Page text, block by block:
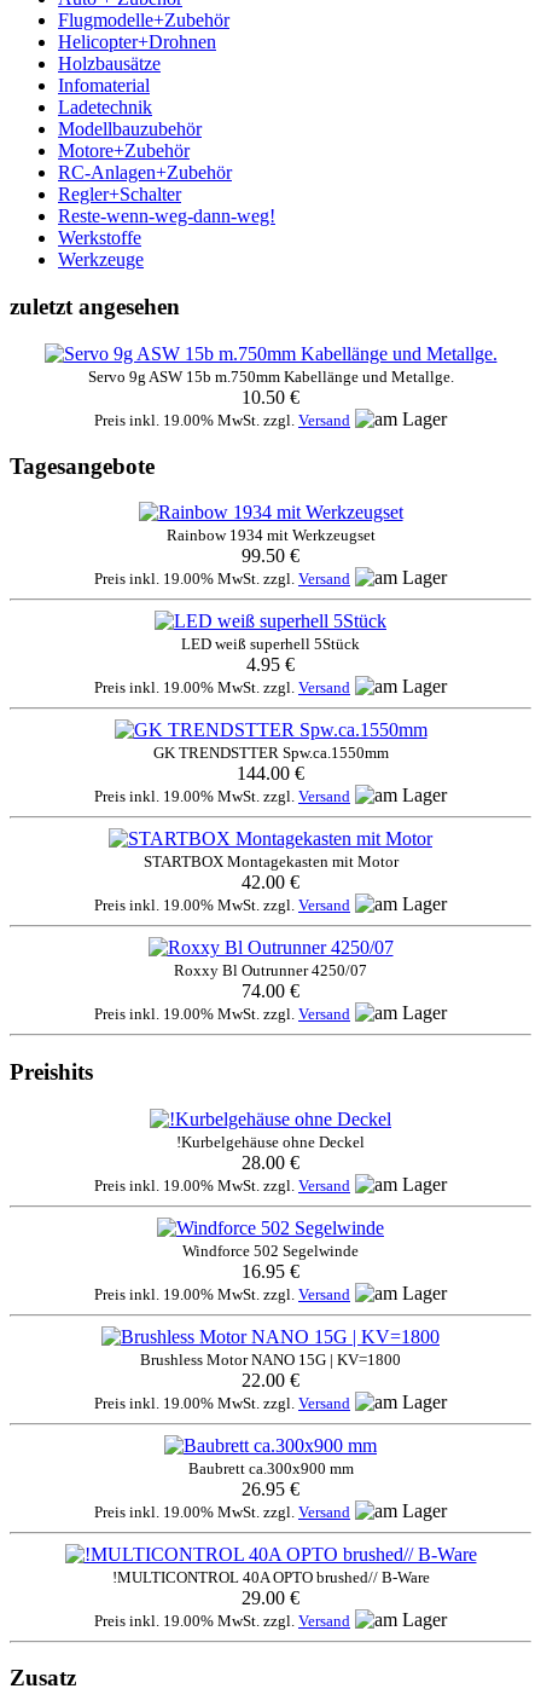
Flugmodelle+Zubehör
Helicopter+Drohnen
Holzbausätze
Infomaterial
Ladetechnik
Modellbauzubehör
Motore+Zubehör
RC-Anlagen+Zubehör
Regler+Schalter
Reste-wenn-weg-dann-weg!
Werkstoffe
Werkzeuge
zuletzt angesehen
Servo 9g ASW 15b m.750mm Kabellänge und Metallge.
10.50 €
Preis inkl. 19.00% MwSt. zzgl. Versand
Tagesangebote
Rainbow 1934 mit Werkzeugset
99.50 €
Preis inkl. 19.00% MwSt. zzgl. Versand
LED weiß superhell 5Stück
4.95 €
Preis inkl. 19.00% MwSt. zzgl. Versand
GK TRENDSTTER Spw.ca.1550mm
144.00 €
Preis inkl. 19.00% MwSt. zzgl. Versand
STARTBOX Montagekasten mit Motor
42.00 €
Preis inkl. 19.00% MwSt. zzgl. Versand
Roxxy Bl Outrunner 4250/07
74.00 €
Preis inkl. 19.00% MwSt. zzgl. Versand
Preishits
!Kurbelgehäuse ohne Deckel
28.00 €
Preis inkl. 19.00% MwSt. zzgl. Versand
Windforce 502 Segelwinde
16.95 €
Preis inkl. 19.00% MwSt. zzgl. Versand
Brushless Motor NANO 15G | KV=1800
22.00 €
Preis inkl. 19.00% MwSt. zzgl. Versand
Baubrett ca.300x900 mm
26.95 €
Preis inkl. 19.00% MwSt. zzgl. Versand
!MULTICONTROL 40A OPTO brushed// B-Ware
29.00 €
Preis inkl. 19.00% MwSt. zzgl. Versand
Zusatz